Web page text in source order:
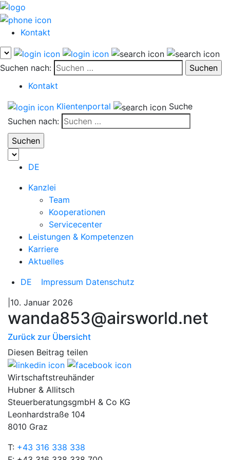
Kontakt
Suchen nach:
Kontakt
Klientenportal
Suche
Suchen nach:
DE
Kanzlei
Team
Kooperationen
Servicecenter
Leistungen & Kompetenzen
Karriere
Aktuelles
DE
Impressum Datenschutz
|10. Januar 2026
wanda853@airsworld.net
Zurück zur Übersicht
Diesen Beitrag teilen
Wirtschaftstreuhänder
Hubner & Allitsch
SteuerberatungsgmbH & Co KG
Leonhardstraße 104
8010 Graz
T: +43 316 338 338